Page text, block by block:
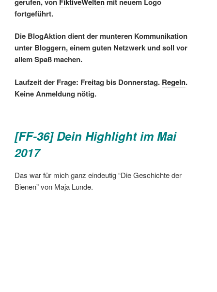
fortgeführt.
Die BlogAktion dient der munteren Kommunikation
unter Bloggern, einem guten Netzwerk und soll vor
allem Spaß machen.
Laufzeit der Frage: Freitag bis Donnerstag. Regeln.
Keine Anmeldung nötig.
[FF-36] Dein Highlight im Mai
2017
Das war für mich ganz eindeutig “Die Geschichte der
Bienen” von Maja Lunde.